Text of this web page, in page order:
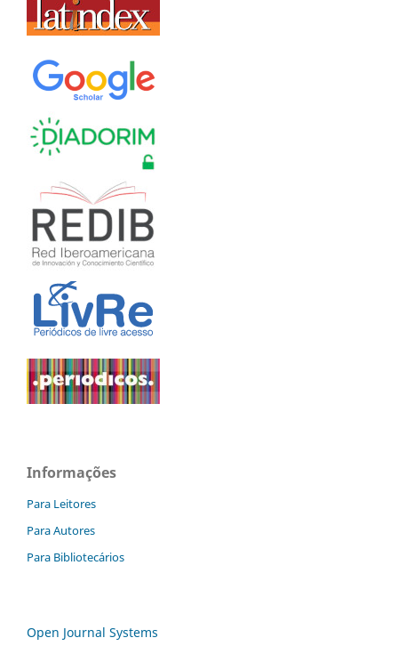
Informações
Para Leitores
Para Autores
Para Bibliotecários
Open Journal Systems